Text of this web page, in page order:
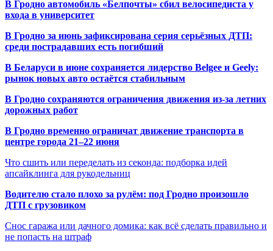
В Гродно автомобиль «Белпочты» сбил велосипедиста у
входа в университет
В Гродно за июнь зафиксирована серия серьёзных ДТП:
среди пострадавших есть погибший
В Беларуси в июне сохраняется лидерство Belgee и Geely:
рынок новых авто остаётся стабильным
В Гродно сохраняются ограничения движения из-за летних
дорожных работ
В Гродно временно ограничат движение транспорта в
центре города 21–22 июня
Что сшить или переделать из секонда: подборка идей
апсайклинга для рукодельниц
Водителю стало плохо за рулём: под Гродно произошло
ДТП с грузовиком
Снос гаража или дачного домика: как всё сделать правильно и
не попасть на штраф